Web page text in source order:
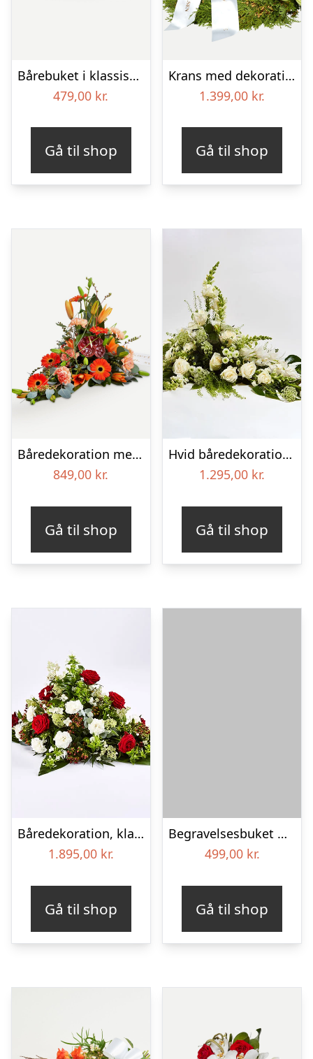
Bårebuket i klassisk stil – hvid
479,00 kr.
Gå til shop
Krans med dekoration i klassisk stil – rød og hvid – med bånd
1.399,00 kr.
Gå til shop
Båredekoration med bånd
849,00 kr.
Gå til shop
Hvid båredekoration – Blomster til begravelse
1.295,00 kr.
Gå til shop
Båredekoration, klassisk – Blomster til begravelse
1.895,00 kr.
Gå til shop
Begravelses­buket med iris
499,00 kr.
Gå til shop